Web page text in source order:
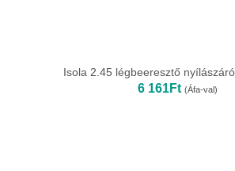
Isola 2.45 légbeeresztő
6 161Ft (Áfa-val)